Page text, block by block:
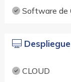
Software de
Despliegue
CLOUD